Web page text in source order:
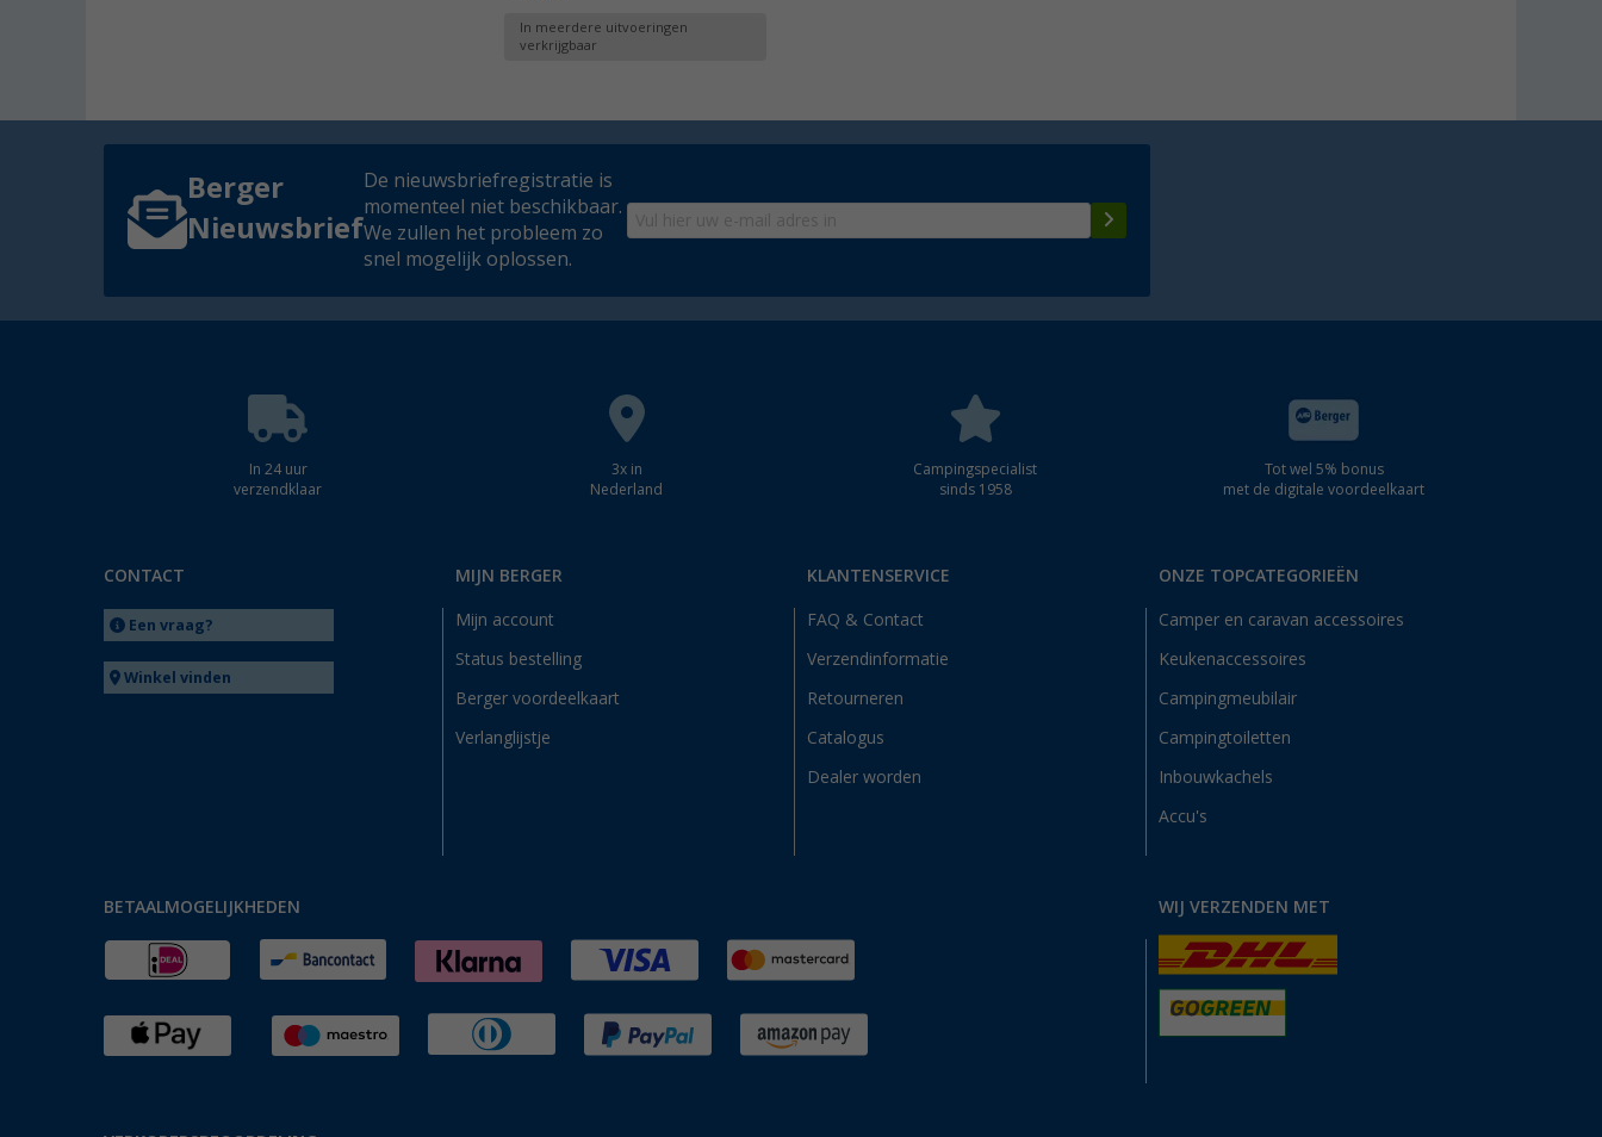
In meerdere uitvoeringen
verkrijgbaar
Berger
Nieuwsbrief
De nieuwsbriefregistratie is
momenteel niet beschikbaar.
We zullen het probleem zo
snel mogelijk oplossen.
In 24 uur
verzendklaar
3x in
Nederland
Campingspecialist
sinds 1958
Tot wel 5% bonus
met de digitale voordeelkaart
CONTACT
Een vraag?
Winkel vinden
MIJN BERGER
Mijn account
Status bestelling
Berger voordeelkaart
Verlanglijstje
KLANTENSERVICE
FAQ & Contact
Verzendinformatie
Retourneren
Catalogus
Dealer worden
ONZE TOPCATEGORIEËN
Camper en caravan accessoires
Keukenaccessoires
Campingmeubilair
Campingtoiletten
Inbouwkachels
Accu's
BETAALMOGELIJKHEDEN WIJ VERZENDEN MET